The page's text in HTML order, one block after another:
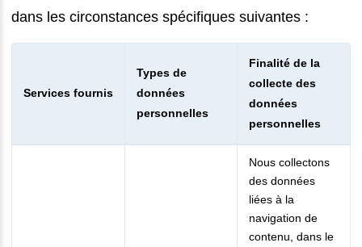
dans les circonstances spécifiques suivantes :
Services fournis
Types de
données
personnelles
Finalité de la
collecte des
données
personnelles
Nous collectons
des données
liées à la
navigation de
contenu, dans le